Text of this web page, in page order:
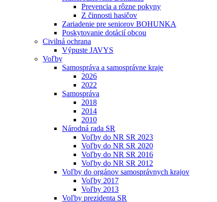
Prevencia a rôzne pokyny
Z činnosti hasičov
Zariadenie pre seniorov BOHUNKA
Poskytovanie dotácií obcou
Civilná ochrana
Výpuste JAVYS
Voľby
Samospráva a samosprávne kraje
2026
2022
Samospráva
2018
2014
2010
Národná rada SR
Voľby do NR SR 2023
Voľby do NR SR 2020
Voľby do NR SR 2016
Voľby do NR SR 2012
Voľby do orgánov samosprávnych krajov
Voľby 2017
Voľby 2013
Voľby prezidenta SR